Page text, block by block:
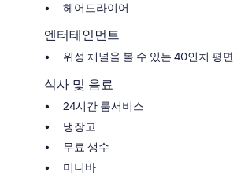
헤어드라이어
엔터테인먼트
위성 채널을 볼 수 있는 40인치 평면
식사 및 음료
24시간 룸서비스
냉장고
무료 생수
미니바